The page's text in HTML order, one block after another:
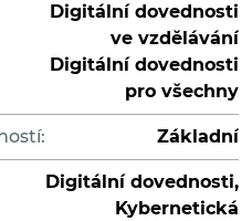
Digitální dovednosti
ve vzdělávání
Digitální dovednosti
pro všechny
Základní
Digitální dovednosti,
Kybernetická